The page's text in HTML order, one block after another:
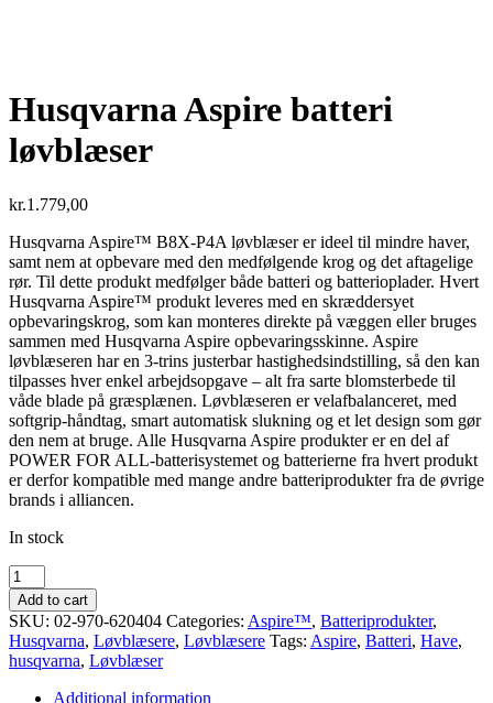
Husqvarna Aspire batteri
løvblæser
kr.1.779,00
Husqvarna Aspire™ B8X-P4A løvblæser er ideel til mindre haver,
samt nem at opbevare med den medfølgende krog og det aftagelige
rør. Til dette produkt medfølger både batteri og batterioplader. Hvert
Husqvarna Aspire™ produkt leveres med en skræddersyet
opbevaringskrog, som kan monteres direkte på væggen eller bruges
sammen med Husqvarna Aspire opbevaringsskinne. Aspire
løvblæseren har en 3-trins justerbar hastighedsindstilling, så den kan
tilpasses hver enkel arbejdsopgave – alt fra sarte blomsterbede til
våde blade på græsplænen. Løvblæseren er velafbalanceret, med
softgrip-håndtag, smart automatisk slukning og et let design som gør
den nem at bruge. Alle Husqvarna Aspire produkter er en del af
POWER FOR ALL-batterisystemet og batterierne fra hvert produkt
er derfor kompatible med mange andre batteriprodukter fra de øvrige
brands i alliancen.
In stock
Husqvarna
Aspire
batteri
løvblæser
quantity
Add to cart
SKU: 02-970-620404 Categories: Aspire™, Batteriprodukter,
Husqvarna, Løvblæsere, Løvblæsere Tags: Aspire, Batteri, Have,
husqvarna, Løvblæser
Additional information